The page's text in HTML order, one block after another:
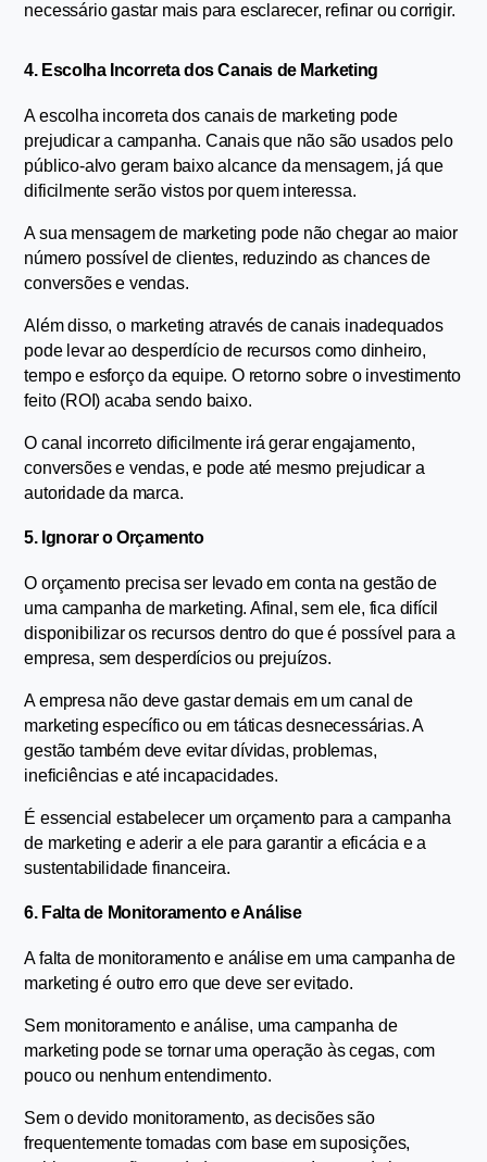
necessário gastar mais para esclarecer, refinar ou corrigir.
4. Escolha Incorreta dos Canais de Marketing
A escolha incorreta dos canais de marketing pode
prejudicar a campanha. Canais que não são usados pelo
público-alvo geram baixo alcance da mensagem, já que
dificilmente serão vistos por quem interessa.
A sua mensagem de marketing pode não chegar ao maior
número possível de clientes, reduzindo as chances de
conversões e vendas.
Além disso, o marketing através de canais inadequados
pode levar ao desperdício de recursos como dinheiro,
tempo e esforço da equipe. O retorno sobre o investimento
feito (ROI) acaba sendo baixo.
O canal incorreto dificilmente irá gerar engajamento,
conversões e vendas, e pode até mesmo prejudicar a
autoridade da marca.
5. Ignorar o Orçamento
O orçamento precisa ser levado em conta na gestão de
uma campanha de marketing. Afinal, sem ele, fica difícil
disponibilizar os recursos dentro do que é possível para a
empresa, sem desperdícios ou prejuízos.
A empresa não deve gastar demais em um canal de
marketing específico ou em táticas desnecessárias. A
gestão também deve evitar dívidas, problemas,
ineficiências e até incapacidades.
É essencial estabelecer um orçamento para a campanha
de marketing e aderir a ele para garantir a eficácia e a
sustentabilidade financeira.
6. Falta de Monitoramento e Análise
A falta de monitoramento e análise em uma campanha de
marketing é outro erro que deve ser evitado.
Sem monitoramento e análise, uma campanha de
marketing pode se tornar uma operação às cegas, com
pouco ou nenhum entendimento.
Sem o devido monitoramento, as decisões são
frequentemente tomadas com base em suposições,